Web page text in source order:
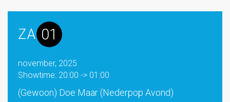
ZA 01
november, 2025
Showtime: 20:00 -> 01:00
(Gewoon) Doe Maar (Nederpop Avond)